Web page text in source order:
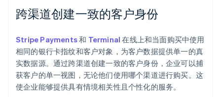
跨渠道创建一致的客户身份
Stripe Payments和 Terminal 在线上和当面购买中使用
相同的银行卡指纹和客户对象，为客户数据提供单一的真
实数据源。通过跨渠道创建一致的客户身份，企业可以捕
获客户的单一视图，无论他们使用哪个渠道进行购买。这
使企业能够提供具有情境相关性且个性化的服务。
爱沙尼亚
English
DeutschEnglish
澳大利亚
English
巴西
Português English
保加利亚